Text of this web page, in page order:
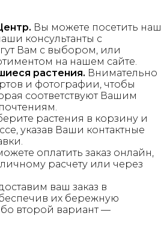
Вы можете посетить наш
консультанты с
Вам с выбором, или
на нашем сайте.
растения. Внимательно
и фотографии, чтобы
соответствуют Вашим
растения в корзину и
указав Ваши контактные
оплатить заказ онлайн,
расчету или через
ваш заказ в
их бережную
второй вариант —